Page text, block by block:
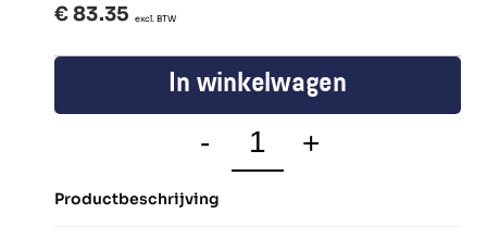
€ 83.35
  excl. BTW
In winkelwagen
- +
Productbeschrijving